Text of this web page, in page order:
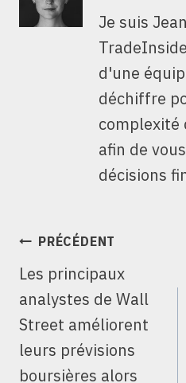
Je suis
d'une
déchiffre
complexité
afin de
décisions
NAVIGATION
L’ARTICLE
PRÉCÉDENT
Les principaux
analystes de Wall
Street améliorent
leurs prévisions
boursières alors